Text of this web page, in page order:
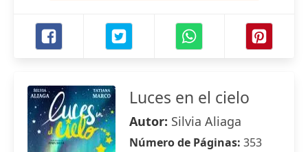
Luces en el cielo
Autor: Silvia Aliaga
Número de Páginas: 353